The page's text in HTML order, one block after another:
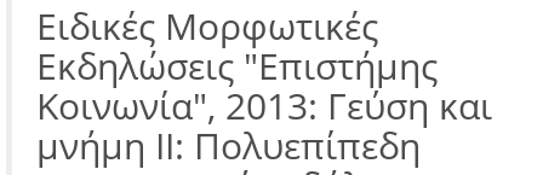
Ειδικές Μορφωτικές
Εκδηλώσεις "Επιστήμης
Κοινωνία", 2013: Γεύση και
μνήμη II: Πολυεπίπεδη